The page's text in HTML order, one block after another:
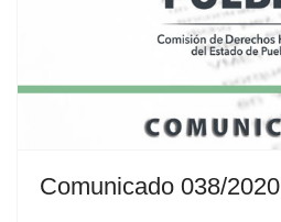
Comunicado 038/2020